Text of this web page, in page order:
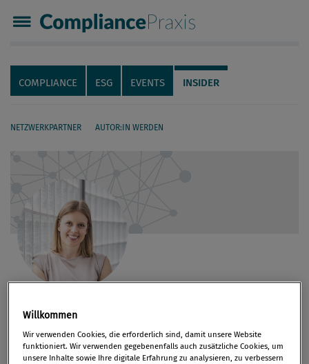
Compliance Praxis
Servicenavigation
Navigation
COMPLIANCE ESG EVENTS INSIDER
NETZWERKPARTNER AUTOR:IN WERDEN
Mag. Marlene Huber BSc.
Willkommen
Wir verwenden Cookies, die erforderlich sind, damit unsere Website
funktioniert. Wir verwenden gegebenenfalls auch zusätzliche Cookies, um
unsere Inhalte sowie Ihre digitale Erfahrung zu analysieren, zu verbessern